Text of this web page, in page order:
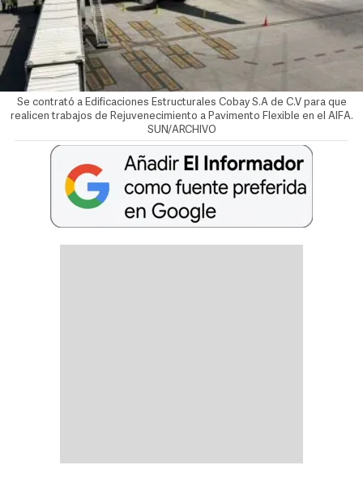
Se contrató a Edificaciones Estructurales Cobay S.A de C.V para que
realicen trabajos de Rejuvenecimiento a Pavimento Flexible en el AIFA.
SUN/ARCHIVO